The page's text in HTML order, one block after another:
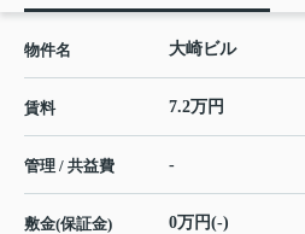
物件名 大崎ビル
賃料 7.2万円
管理 / 共益費 -
敷金(保証金) 0万円(-)